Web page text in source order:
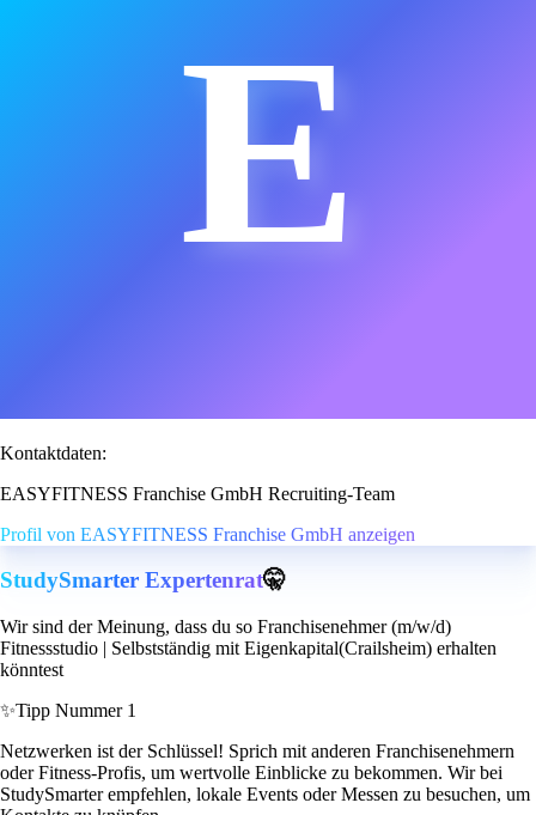
E
Kontaktdaten:
EASYFITNESS Franchise GmbH Recruiting-Team
Profil von EASYFITNESS Franchise GmbH anzeigen
StudySmarter Expertenrat🤫
Wir sind der Meinung, dass du so Franchisenehmer (m/w/d)
Fitnessstudio | Selbstständig mit Eigenkapital(Crailsheim) erhalten
könntest
✨Tipp Nummer 1
Netzwerken ist der Schlüssel! Sprich mit anderen Franchisenehmern
oder Fitness-Profis, um wertvolle Einblicke zu bekommen. Wir bei
StudySmarter empfehlen, lokale Events oder Messen zu besuchen, um